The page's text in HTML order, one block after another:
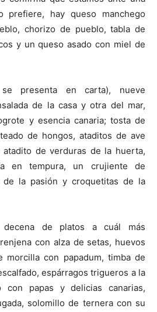
prefiere, hay queso manchego
chorizo de pueblo, tabla de
y un queso asado con miel de
presenta en carta), nueve
de la casa y otra del mar,
y esencia canaria; tosta de
de hongos, ataditos de ave
de verduras de la huerta,
en tempura, un crujiente de
de la pasión y croquetitas de la
decena de platos a cuál más
con alza de setas, huevos
morcilla con papadum, timba de
espárragos trigueros a la
con papas y delicias canarias,
solomillo de ternera con su